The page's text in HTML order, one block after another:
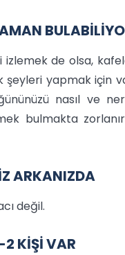
de olsa,
yapmak için
nasıl ve
bulmakta
ARKANIZDA
değil.
2 KİŞİ VAR